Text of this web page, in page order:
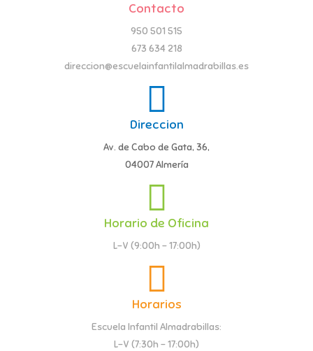
Contacto
950 501 515
673 634 218
direccion@escuelainfantilalmadrabillas.es
Direccion
Av. de Cabo de Gata, 36,
04007 Almería
Horario de Oficina
L-V (9:00h - 17:00h)
Horarios
Escuela Infantil Almadrabillas:
L-V (7:30h - 17:00h)